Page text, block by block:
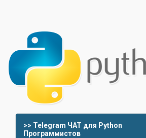
>> Telegram ЧАТ для Python
Программистов